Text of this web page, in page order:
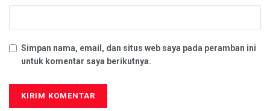
Simpan nama, email, dan situs web saya pada peramban ini
untuk komentar saya berikutnya.